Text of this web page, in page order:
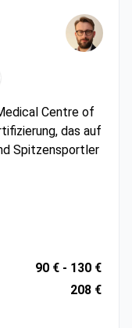
Centre of
das auf
Spitzensportler
und
Implantate
90 € - 130 €
208 €